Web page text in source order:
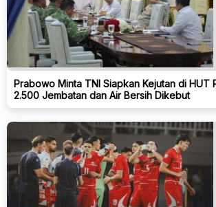
Prabowo Minta TNI Siapkan Kejutan di HUT
2.500 Jembatan dan Air Bersih Dikebut